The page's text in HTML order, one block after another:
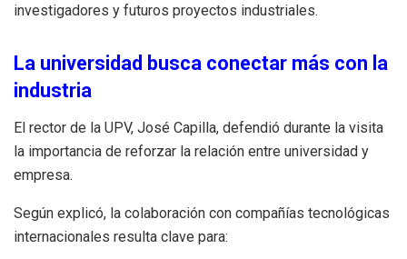
investigadores y futuros proyectos industriales.
La universidad busca conectar más con la
industria
El rector de la UPV, José Capilla, defendió durante la visita
la importancia de reforzar la relación entre universidad y
empresa.
Según explicó, la colaboración con compañías tecnológicas
internacionales resulta clave para: